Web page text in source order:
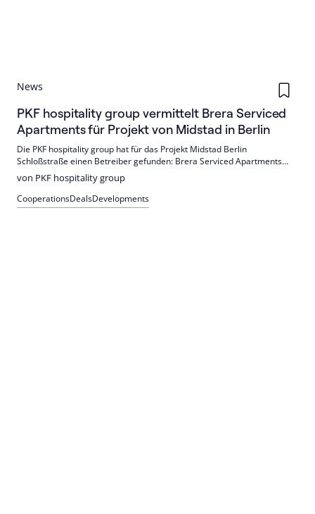
News
PKF hospitality group vermittelt Brera Serviced
Apartments für Projekt von Midstad in Berlin
Die PKF hospitality group hat für das Projekt Midstad Berlin
Schloßstraße einen Betreiber gefunden: Brera Serviced Apartments
übernimmt 56 Einheiten an der Schloßstraße 123. Die Apartments
entstehen in den Etagen drei und vier und ergänzen die Mischnutzung
mit Handel und Fitness.
von PKF hospitality group
CooperationsDealsDevelopments